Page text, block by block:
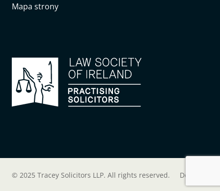
Mapa strony
© 2025 Tracey Solicitors LLP. All rights reserved. Do góry